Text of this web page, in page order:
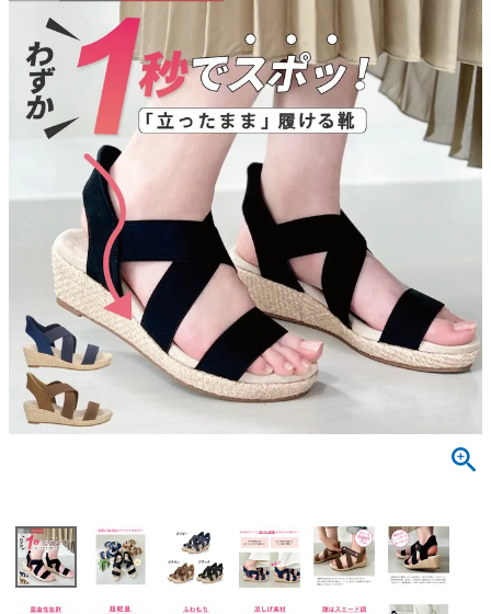
すべての商品
サンダル
レインシューズ
パンプス
スニーカー
ローファー
カジュアルシューズ
ウェア
メンズ
すべての商品
サンダル
レインシューズ
スニーカー
ビジネス・ドレスシューズ
ローファー
ワークシューズ
ブーツ
キッズ
すべての商品
サンダル
レインシューズ
スニーカー
ブーツ
NEW
すべての商品
レディース新入荷
メンズ新入荷
SALE
すべての商品
レディースSALE
キッズSALE
バッグ
ボディバッグ
雑貨
すべての商品
ケア用品